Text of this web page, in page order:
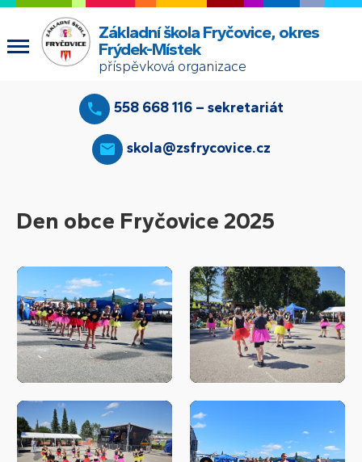
Základní škola Fryčovice, okres
Frýdek-Místek
příspěvková organizace
558 668 116 – sekretariát
skola@zsfrycovice.cz
Den obce Fryčovice 2025